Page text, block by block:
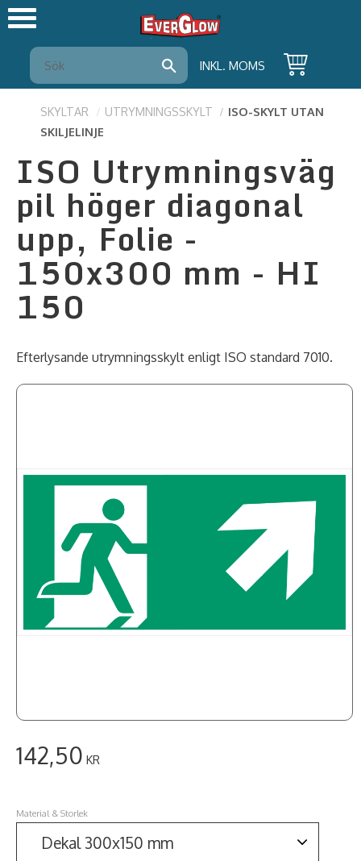
INKL. MOMS
SKYLTAR UTRYMNINGSSKYLT
ISO-SKYLT UTAN
SKILJELINJE
ISO Utrymningsväg
pil höger diagonal
upp, Folie -
150x300 mm - HI
150
Efterlysande utrymningsskylt enligt ISO standard 7010.
142,50 KR
Material & Storlek